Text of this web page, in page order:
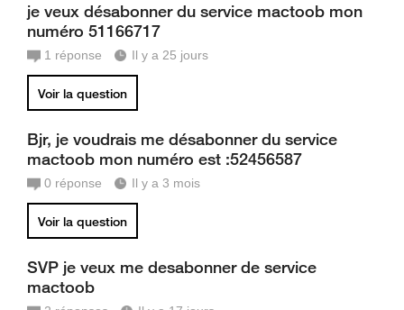
je veux désabonner du service mactoob mon
numéro 51166717
1 réponse Il y a 25 jours
Voir la question
Bjr, je voudrais me désabonner du service
mactoob mon numéro est :52456587
0 réponse Il y a 3 mois
Voir la question
SVP je veux me desabonner de service
mactoob